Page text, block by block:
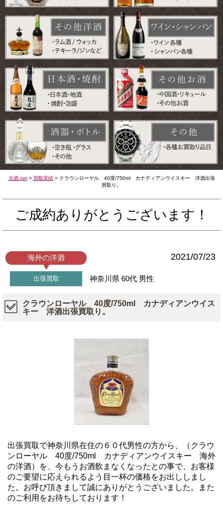
古酒.net> 買取実績> クラウンローヤル 40度/750ml カナディアンウイスキー 洋酒出張
買取り。
ご成約ありがとうございます！
海外の洋酒 2021/07/23
出張買取 神奈川県 60代 男性
クラウンローヤル 40度/750ml カナディアンウイス
キー 洋酒出張買取り。
出張買取で神奈川県在住の６０代男性の方から、（クラウ
ンローヤル 40度/750ml カナディアンウイスキー 海外
の洋酒）を、今もうお酒飲まなくなったとの事で、お客様
のご要望に応えられるよう目一杯の価格をお出ししまし
た。お呼び頂きまして誠にありがとうございました。また
のご利用をお待ちしております！